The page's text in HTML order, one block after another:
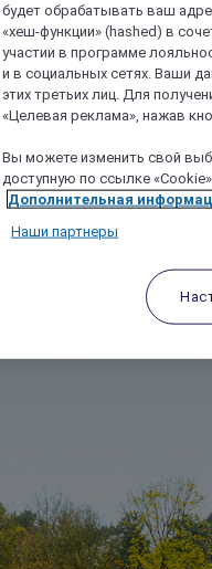
будет обрабатывать ваш
«хеш-функции» (hashed) в
участии в программе
и в социальных сетях. Ваши
этих третьих лиц. Для
«Целевая реклама», нажав
Вы можете изменить свой
доступную по ссылке
Дополнительная
Наши партнеры